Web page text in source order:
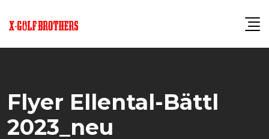
Flyer Ellental-Bättl
2023_neu